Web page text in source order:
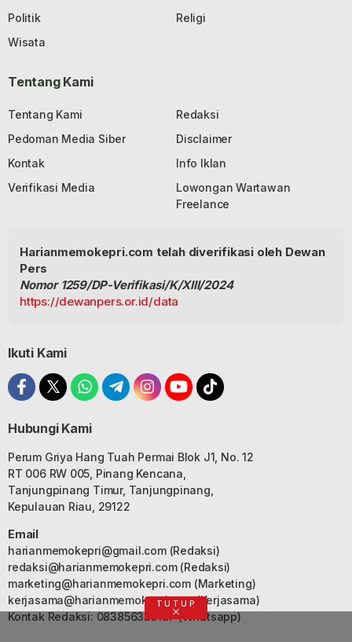
Politik
Religi
Wisata
Tentang Kami
Tentang Kami
Redaksi
Pedoman Media Siber
Disclaimer
Kontak
Info Iklan
Verifikasi Media
Lowongan Wartawan
Freelance
Harianmemokepri.com telah diverifikasi oleh Dewan
Pers
Nomor 1259/DP-Verifikasi/K/XIII/2024
https://dewanpers.or.id/data
Ikuti Kami
Hubungi Kami
Perum Griya Hang Tuah Permai Blok J1, No. 12
RT 006 RW 005, Pinang Kencana,
Tanjungpinang Timur, Tanjungpinang,
Kepulauan Riau, 29122
Email
harianmemokepri@gmail.com(Redaksi)
redaksi@harianmemokepri.com(Redaksi)
marketing@harianmemokepri.com(Marketing)
kerjasama@harianmemokepri.com(Kerjasama)
Kontak Redaksi: 083856335187 (Whatsapp)
TUTUP